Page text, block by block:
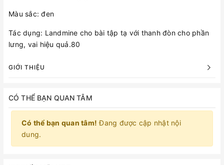
Màu sắc: đen
Tác dụng: Landmine cho bài tập tạ với thanh đòn cho phần
lưng, vai hiệu quả.80
GIỚI THIỆU
CÓ THỂ BẠN QUAN TÂM
Có thể bạn quan tâm! Đang được cập nhật nội
dung.